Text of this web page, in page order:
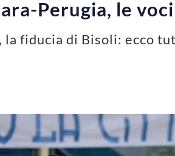
Perugia, le
la fiducia di Bisoli: ecco